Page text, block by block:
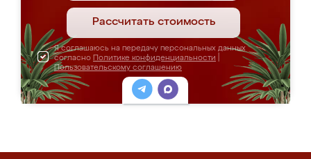
Рассчитать стоимость
Я соглашаюсь на передачу персональных данных
согласно Политике конфиденциальности
Пользовательскому соглашению